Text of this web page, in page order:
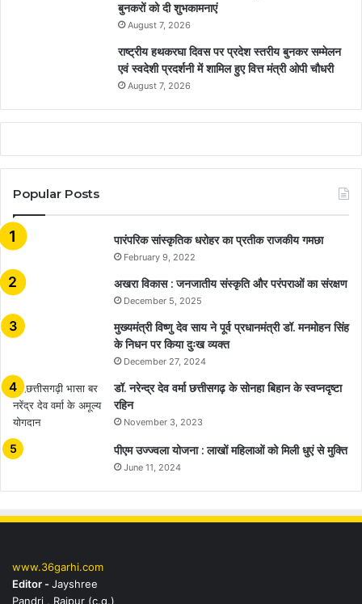
बुनकरों को दी शुभकामनाएं
August 7, 2026
राष्ट्रीय हथकरघा दिवस पर प्रदेश स्तरीय बुनकर सम्मेलन
एवं स्वदेशी प्रदर्शनी में शामिल हुए वित्त मंत्री ओपी चौधरी
August 7, 2026
Popular Posts
​​​​​​​पारंपरिक सांस्कृतिक धरोहर का प्रतीक राजकीय गमछा
February 9, 2022
अखरा विकास : जनजातीय संस्कृति और परंपराओं का संरक्षण
December 5, 2025
मुख्यमंत्री विष्णु देव साय ने पूर्व प्रधानमंत्री डॉ. मनमोहन सिंह
के निधन पर किया दुःख व्यक्त
December 27, 2024
डॉ. नरेन्द्र देव वर्मा छत्तीसगढ़ के सोनहा बिहान के स्वप्नदृष्टा
रहिन
November 3, 2023
पीएम उज्ज्वला योजना : लाखों महिलाओं को मिली धुएं से मुक्ति
June 11, 2024
www.36garhi.com
Editor -Jayshree
Pandri , Raipur (c.g.)